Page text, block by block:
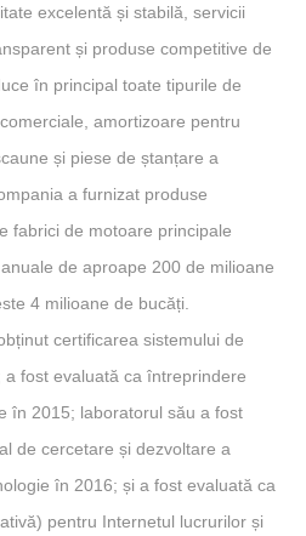
excelentă și stabilă, servicii
și produse competitive de
în principal toate tipurile de
amortizoare pentru
și piese de ștanțare a
a furnizat produse
fabrici de motoare principale
de aproape 200 de milioane
4 milioane de bucăți.
certificarea sistemului de
fost evaluată ca întreprindere
în 2015; laboratorul său a fost
de cercetare și dezvoltare a
în 2016; și a fost evaluată ca
pentru Internetul lucrurilor și